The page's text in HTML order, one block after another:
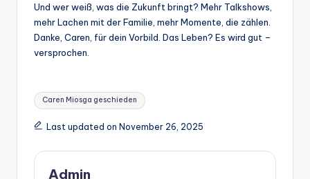
Und wer weiß, was die Zukunft bringt? Mehr Talkshows,
mehr Lachen mit der Familie, mehr Momente, die zählen.
Danke, Caren, für dein Vorbild. Das Leben? Es wird gut –
versprochen.
Tags:
Caren Miosga geschieden
Last updated on November 26, 2025
Admin